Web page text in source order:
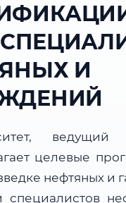
И
ведущий
целевые
нефтяных и